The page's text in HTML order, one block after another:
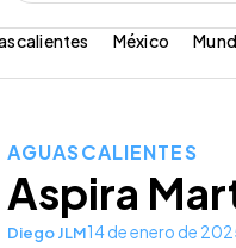
México
AGUASCALIENTES
Aspira
Diego JLM14 de enero de